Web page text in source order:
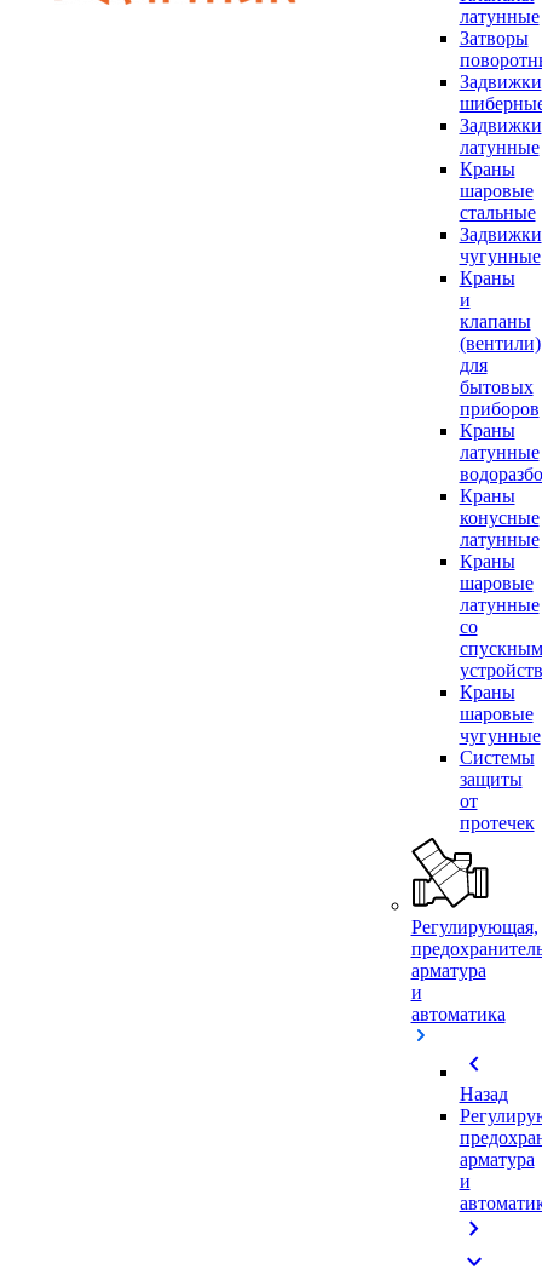
латунные
Затворы
Задвижки
Задвижки
латунные
Краны
шаровые
стальные
Задвижки
чугунные
Краны
и
клапаны
(вентили)
для
бытовых
приборов
Краны
латунные
Краны
конусные
латунные
Краны
шаровые
латунные
со
спускным
Краны
шаровые
чугунные
Системы
защиты
от
протечек
Регулирующая,
арматура
и
автоматика
chevron_left
Назад
арматура
и
chevron_right
expand_more